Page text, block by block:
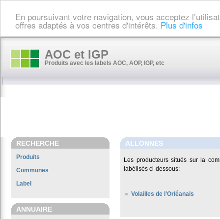
En poursuivant votre navigation, vous acceptez
offres adaptés à vos centres d'intérêts. Plus d'infos
AOC et IGP
Produits avec les labels AOC, AOP, IGP, etc
RECHERCHE
Produits
Communes
Label
ANNUAIRE
ALLONNES
Les producteurs situés sur la
labélisés ci-dessous:
Volailles de l’Orléanais